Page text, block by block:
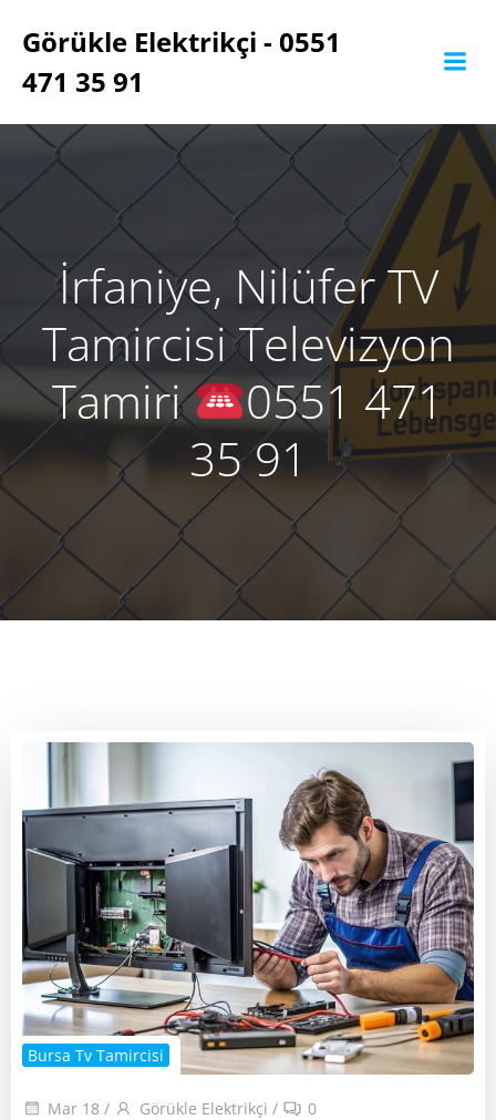
geç
Görükle Elektrikçi - 0551
471 35 91
İrfaniye, Nilüfer TV
Tamircisi Televizyon
Tamiri
0551 471
35 91
Bursa Tv Tamircisi
Mar 18 / Görükle Elektrikçi / 0